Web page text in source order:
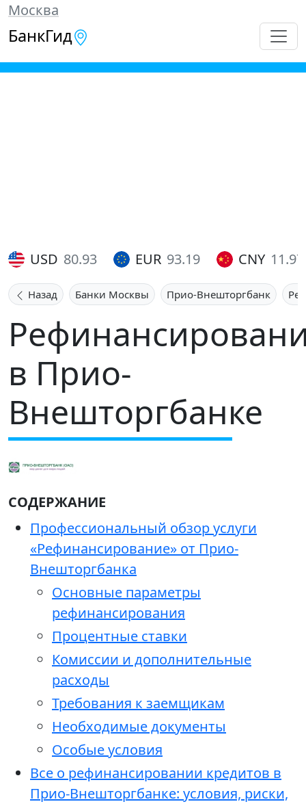
Москва
БанкГид
USD 80.93 EUR 93.19 CNY 11.97
Назад Банки Москвы Прио-Внешторгбанк
в Прио-
Внешторгбанке
СОДЕРЖАНИЕ
Профессиональный обзор услуги
«Рефинансирование» от Прио-
Внешторгбанка
Основные параметры
рефинансирования
Процентные ставки
Комиссии и дополнительные
расходы
Требования к заемщикам
Необходимые документы
Особые условия
Все о рефинансировании кредитов в
Прио-Внешторгбанке: условия, риски,